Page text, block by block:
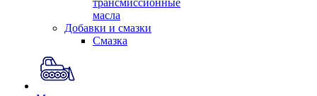
трансмиссионные
масла
Добавки и смазки
Смазка